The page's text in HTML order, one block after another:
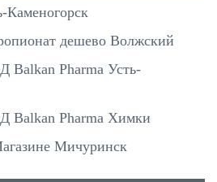
Каменогорск
дешево Волжский
Balkan Pharma Усть-
Balkan Pharma Химки
Мичуринск